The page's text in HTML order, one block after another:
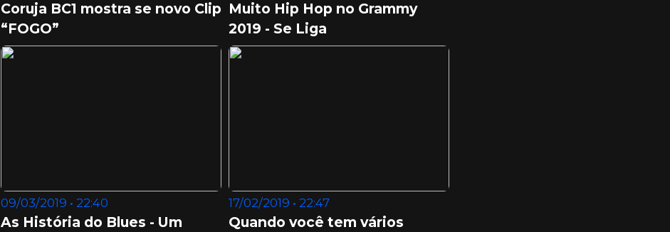
Coruja BC1 mostra se novo Clip
“FOGO”
Muito Hip Hop no Grammy
2019 - Se Liga
09/03/2019 • 22:40
As História do Blues - Um
17/02/2019 • 22:47
Quando você tem vários